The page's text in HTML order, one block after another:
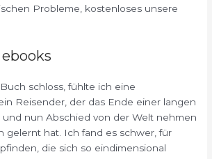
Probleme, kostenloses unsere
schloss, fühlte ich eine
Reisender, der das Ende einer langen
und nun Abschied von der Welt nehmen
gelernt hat. Ich fand es schwer, für
die sich so eindimensional